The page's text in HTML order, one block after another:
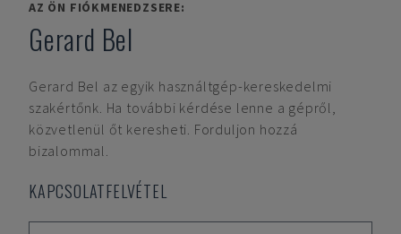
AZ ÖN FIÓKMENEDZSERE:
Gerard Bel
Gerard Bel az egyik használtgép-kereskedelmi
szakértőnk. Ha további kérdése lenne a gépről,
közvetlenül őt keresheti. Forduljon hozzá
bizalommal.
KAPCSOLATFELVÉTEL